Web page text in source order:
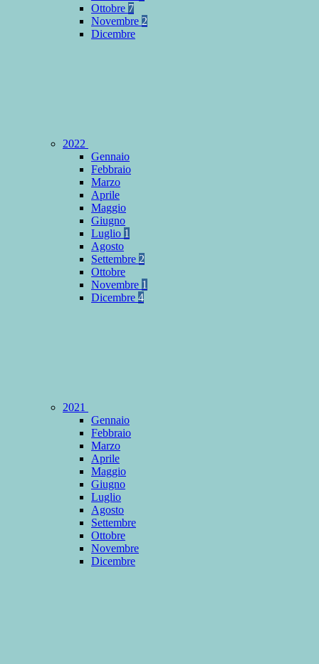
Ottobre 7
Novembre 2
Dicembre
2022
Gennaio
Febbraio
Marzo
Aprile
Maggio
Giugno
Luglio 1
Agosto
Settembre 2
Ottobre
Novembre 1
Dicembre 4
2021
Gennaio
Febbraio
Marzo
Aprile
Maggio
Giugno
Luglio
Agosto
Settembre
Ottobre
Novembre
Dicembre